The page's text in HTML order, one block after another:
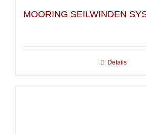
MOORING SEILWINDEN
Details